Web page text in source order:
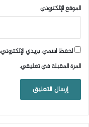
الموقع الإلكتروني
احفظ اسمي، بريدي
المرة المقبلة في تعليقي.